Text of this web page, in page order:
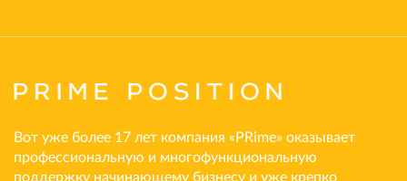
Вот уже более 17 лет компания «PRime» оказывает
профессиональную и многофункциональную
поддержку начинающему бизнесу и уже крепко